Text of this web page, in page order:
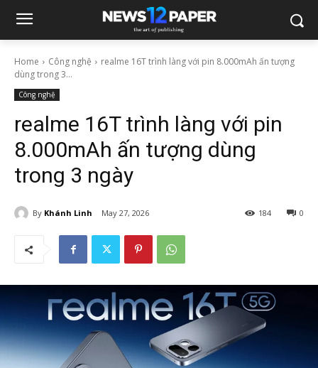
Home Công nghệ
realme 16T trình làng với pin 8.000mAh ấn tượng
dùng trong 3...
Công nghệ
realme 16T trình làng với pin
8.000mAh ấn tượng dùng
trong 3 ngày
By Khánh Linh May 27, 2026 0
184